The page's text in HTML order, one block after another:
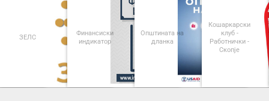
ЗЕЛС
Финансиски
индикатор
Општината на
дланка
Кошаркарски
клуб -
Работнички -
Скопје